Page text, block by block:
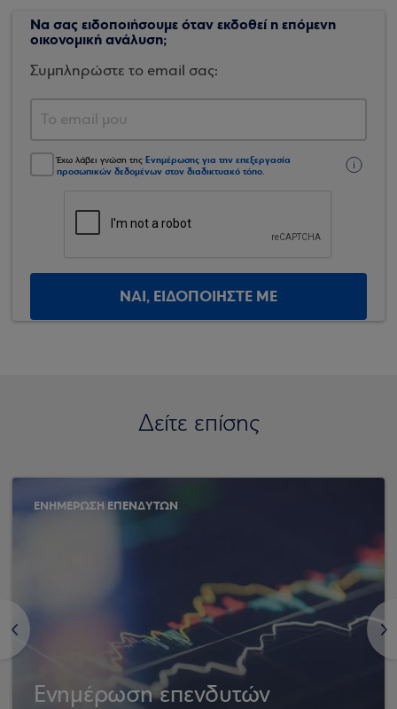
Να σας ειδοποιήσουμε όταν εκδοθεί η επόμενη
οικονομική ανάλυση;
Συμπληρώστε το email σας:
Έχω λάβει γνώση της Ενημέρωσης για την επεξεργασία
προσωπικών δεδομένων στον διαδικτυακό τόπο.
ΝΑΙ, ΕΙΔΟΠΟΙΗΣΤΕ ΜΕ
Δείτε επίσης
<
ΕΝΗΜΕΡΩΣΗ ΕΠΕΝΔΥΤΩΝ
Ενημέρωση επενδυτών
>